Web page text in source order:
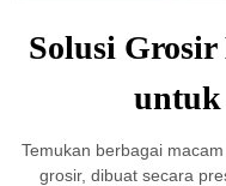
Solusi
untuk
Temukan berbagai
grosir, dibuat secara